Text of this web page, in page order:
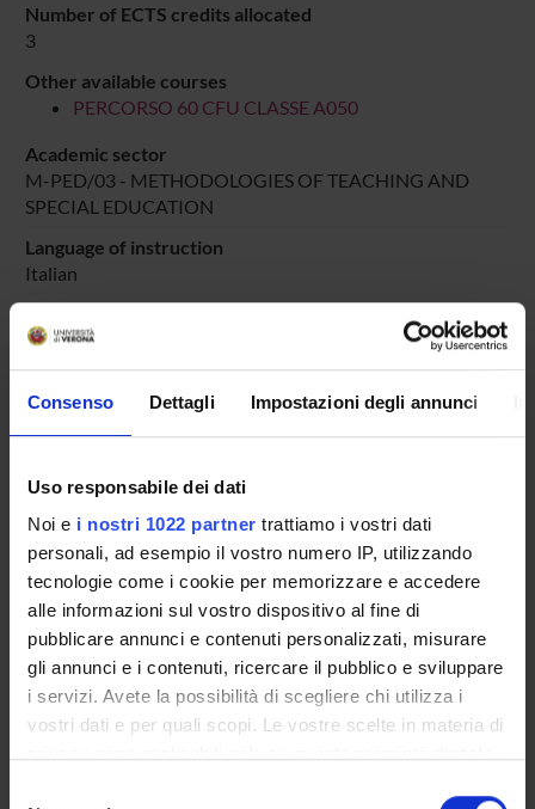
Consenso Dettagli Impostazioni degli annunci
Uso responsabile dei dati
Noi e i nostri 1022 partner trattiamo i vostri dati
personali, ad esempio il vostro numero IP, utilizzando
tecnologie come i cookie per memorizzare e accedere
alle informazioni sul vostro dispositivo al fine di
pubblicare annunci e contenuti personalizzati, misurare
gli annunci e i contenuti, ricercare il pubblico e sviluppare
i servizi. Avete la possibilità di scegliere chi utilizza i
vostri dati e per quali scopi. Le vostre scelte in materia di
Number of ECTS credits allocated
3
Other available courses
PERCORSO 60 CFU CLASSE A050
Academic sector
M-PED/03 - METHODOLOGIES OF TEACHING AND
SPECIAL EDUCATION
Language of instruction
Italian
not yet allocated
Course news
Seminars related to the course
Overview
Enrolment Policy
Courses
Academic Calendar
Lesson timetable
Degree Programme
Exam calendar
Thesis and internship proposals